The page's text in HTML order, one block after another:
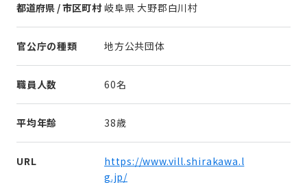
都道府県 / 市区町村 岐阜県 大野郡白川村
官公庁の種類 地方公共団体
職員人数 60名
平均年齢 38歳
URL
https://www.vill.shirakawa.l
g.jp/